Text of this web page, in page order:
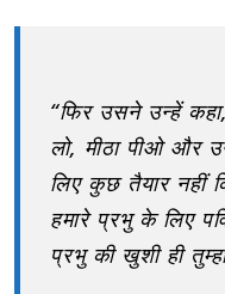
“फिर उसने उन्हें
लो, मीठा पीओ और
लिए कुछ तैयार नहीं
हमारे प्रभु के लिए
प्रभु की खुशी ही